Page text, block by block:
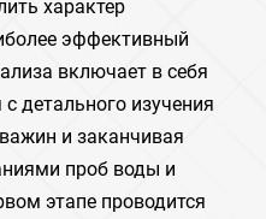
характер
эффективный
включает в себя
детального изучения
и заканчивая
проб воды и
этапе проводится